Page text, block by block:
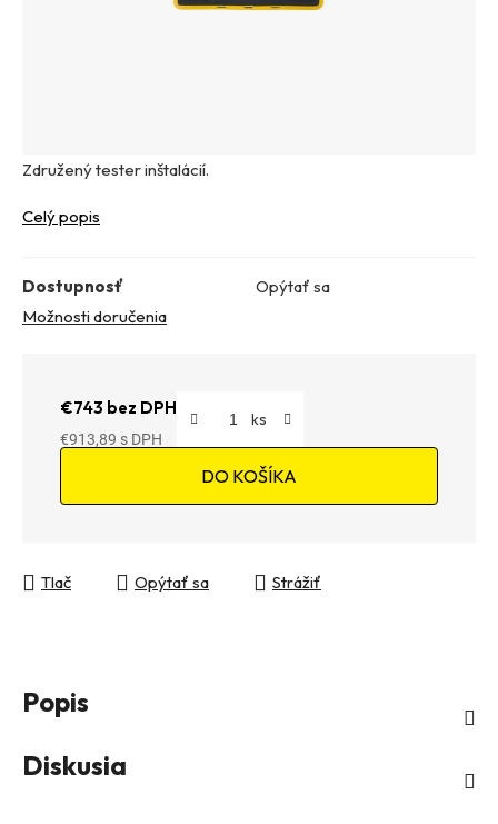
Združený tester inštalácií.
Celý popis
Dostupnosť
Opýtať sa
Možnosti doručenia
€743 bez DPH
€913,89
DO KOŠÍKA
Tlač Opýtať sa Strážiť
Popis
Diskusia